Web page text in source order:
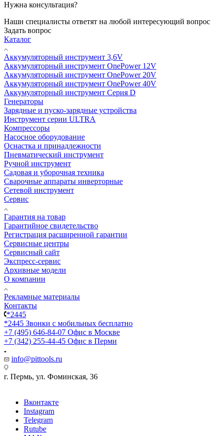
Нужна консультация?
Наши специалисты ответят на любой интересующий вопрос
Задать вопрос
Каталог
Аккумуляторный инструмент 3,6V
Аккумуляторный инструмент OnePower 12V
Аккумуляторный инструмент OnePower 20V
Аккумуляторный инструмент OnePower 40V
Аккумуляторный инструмент Серия D
Генераторы
Зарядные и пуско-зарядные устройства
Инструмент серии ULTRA
Компрессоры
Насосное оборудование
Оснастка и принадлежности
Пневматический инструмент
Ручной инструмент
Садовая и уборочная техника
Сварочные аппараты инверторные
Сетевой инструмент
Сервис
Гарантия на товар
Гарантийное свидетельство
Регистрация расширенной гарантии
Сервисные центры
Сервисный сайт
Экспресс-сервис
Архивные модели
О компании
Рекламные материалы
Контакты
*2445
*2445 Звонки с мобильных бесплатно
+7 (495) 646-84-07 Офис в Москве
+7 (342) 255-44-45 Офис в Перми
info@pittools.ru
г. Пермь, ул. Фоминская, 36
Вконтакте
Instagram
Telegram
Rutube